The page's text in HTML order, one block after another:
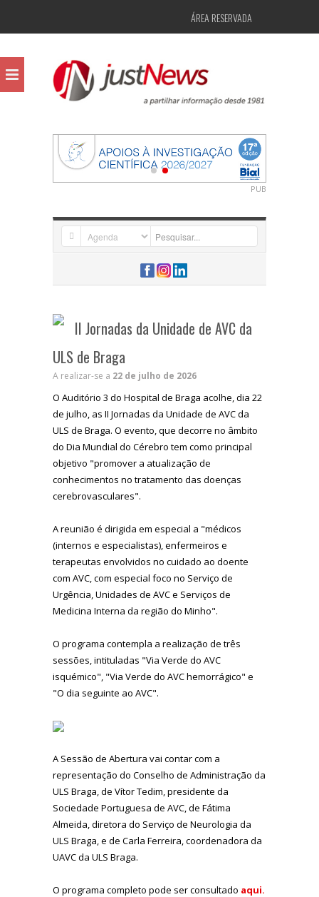
ÁREA RESERVADA
PUB
II Jornadas da Unidade de AVC da
ULS de Braga
A realizar-se a 22 de julho de 2026
O Auditório 3 do Hospital de Braga acolhe, dia 22
de julho, as II Jornadas da Unidade de AVC da
ULS de Braga. O evento, que decorre no âmbito
do Dia Mundial do Cérebro tem como principal
objetivo "promover a atualização de
conhecimentos no tratamento das doenças
cerebrovasculares".
A reunião é dirigida em especial a "médicos
(internos e especialistas), enfermeiros e
terapeutas envolvidos no cuidado ao doente
com AVC, com especial foco no Serviço de
Urgência, Unidades de AVC e Serviços de
Medicina Interna da região do Minho".
O programa contempla a realização de três
sessões, intituladas "Via Verde do AVC
isquémico", "Via Verde do AVC hemorrágico" e
"O dia seguinte ao AVC".
A Sessão de Abertura vai contar com a
representação do Conselho de Administração da
ULS Braga, de Vítor Tedim, presidente da
Sociedade Portuguesa de AVC, de Fátima
Almeida, diretora do Serviço de Neurologia da
ULS Braga, e de Carla Ferreira, coordenadora da
UAVC da ULS Braga.
O programa completo pode ser consultado aqui.